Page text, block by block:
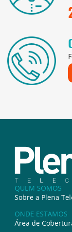
QUEM SOMOS
Sobre a Plena
ONDE ESTAMOS
Área de